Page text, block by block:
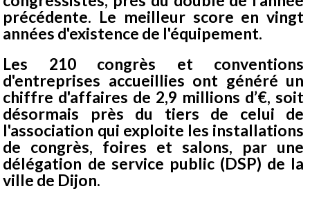
précédente. Le meilleur score en vingt
années d'existence de l'équipement.
Les 210 congrès et conventions
d'entreprises accueillies ont généré un
chiffre d'affaires de 2,9 millions d’€, soit
désormais près du tiers de celui de
l'association qui exploite les installations
de congrès, foires et salons, par une
délégation de service public (DSP) de la
ville de Dijon.